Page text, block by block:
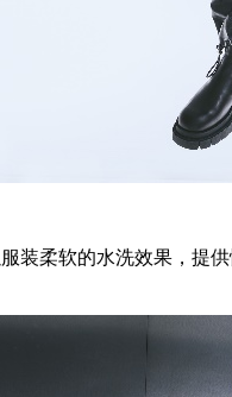
装柔软的水洗效果，提